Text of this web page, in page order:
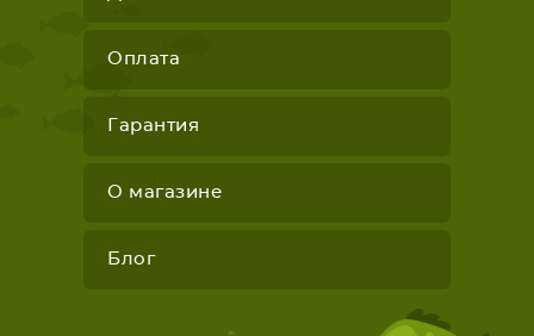
Оплата
Гарантия
О магазине
Блог